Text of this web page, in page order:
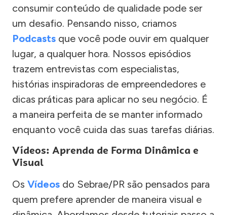
consumir conteúdo de qualidade pode ser
um desafio. Pensando nisso, criamos
Podcasts que você pode ouvir em qualquer
lugar, a qualquer hora. Nossos episódios
trazem entrevistas com especialistas,
histórias inspiradoras de empreendedores e
dicas práticas para aplicar no seu negócio. É
a maneira perfeita de se manter informado
enquanto você cuida das suas tarefas diárias.
Vídeos: Aprenda de Forma Dinâmica e
Visual
Os Vídeos do Sebrae/PR são pensados para
quem prefere aprender de maneira visual e